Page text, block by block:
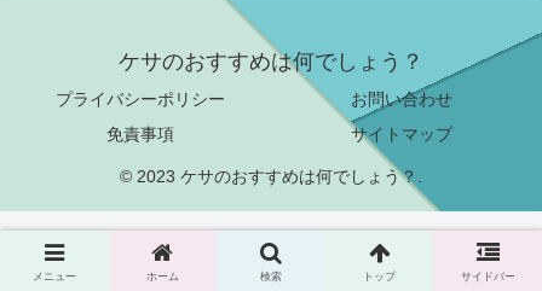
ケサのおすすめは何でしょう？
プライバシーポリシー
お問い合わせ
免責事項
サイトマップ
© 2023 ケサのおすすめは何でしょう？.
メニュー ホーム 検索 トップ サイドバー